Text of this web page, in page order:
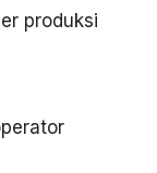
produksi